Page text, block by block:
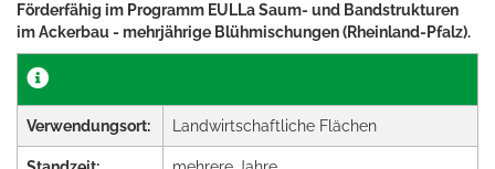
Förderfähig im Programm EULLa Saum- und Bandstrukturen
im Ackerbau - mehrjährige Blühmischungen (Rheinland-Pfalz).
Verwendungsort: Landwirtschaftliche Flächen